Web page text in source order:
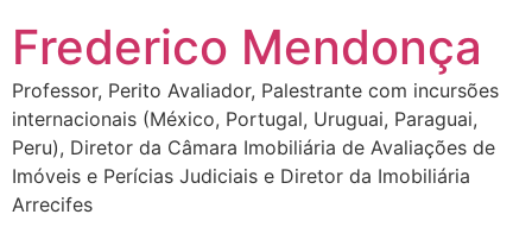
para
conteúdo
Frederico Mendonça
Professor, Perito Avaliador, Palestrante com incursões
internacionais (México, Portugal, Uruguai, Paraguai,
Peru), Diretor da Câmara Imobiliária de Avaliações de
Imóveis e Perícias Judiciais e Diretor da Imobiliária
Arrecifes